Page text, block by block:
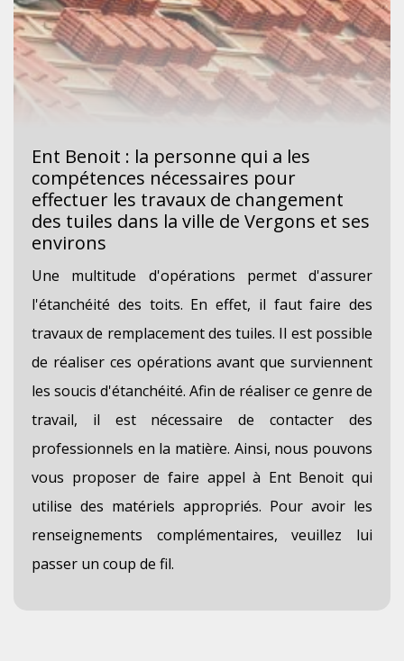
Ent Benoit : la personne qui a les
compétences nécessaires pour
effectuer les travaux de changement
des tuiles dans la ville de Vergons et ses
environs
Une multitude d'opérations permet d'assurer
l'étanchéité des toits. En effet, il faut faire des
travaux de remplacement des tuiles. Il est possible
de réaliser ces opérations avant que surviennent
les soucis d'étanchéité. Afin de réaliser ce genre de
travail, il est nécessaire de contacter des
professionnels en la matière. Ainsi, nous pouvons
vous proposer de faire appel à Ent Benoit qui
utilise des matériels appropriés. Pour avoir les
renseignements complémentaires, veuillez lui
passer un coup de fil.